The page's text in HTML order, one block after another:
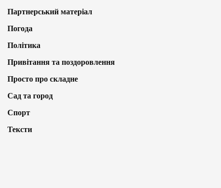
Партнерський матеріал
Погода
Політика
Привітання та поздоровлення
Просто про складне
Сад та город
Спорт
Тексти